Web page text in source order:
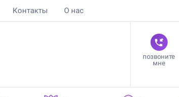
Контакты О нас
позвоните
мне